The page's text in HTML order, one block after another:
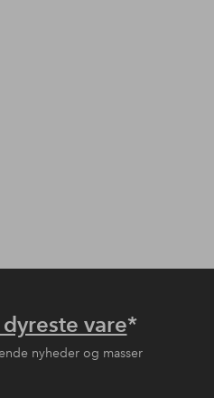
vare*
nyheder og masser